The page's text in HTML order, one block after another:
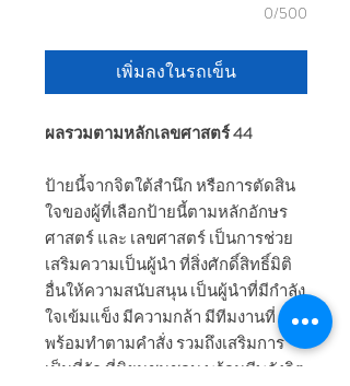
0/500
เพิ่มลงในรถเข็น
ผลรวมตามหลักเลขศาสตร์ 44
ป้ายนี้จากจิตใต้สำนึก หรือการตัดสิน
ใจของผู้ที่เลือกป้ายนี้ตามหลักอักษร
ศาสตร์ และ เลขศาสตร์ เป็นการช่วย
เสริมความเป็นผู้นำ ที่สิ่งศักดิ์สิทธิ์มิติ
อื่นให้ความสนับสนุน เป็นผู้นำที่มีกำลัง
ใจเข้มแข็ง มีความกล้า มีทีมงานที่
พร้อมทำตามคำสั่ง รวมถึงเสริมการ
เป็นที่รัก ที่นิยมชมชอบ พร้อมมีพลังจิต